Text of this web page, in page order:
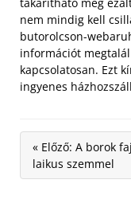
nem mindig kell
butorolcson-
információt
kapcsolatosan. Ezt
ingyenes
« Előző: A borok
laikus szemmel